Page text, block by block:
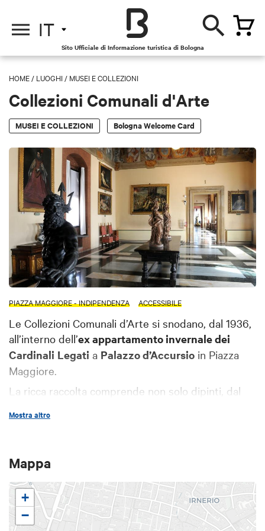
IT
Sito Ufficiale di Informazione turistica di Bologna
HOME / LUOGHI / MUSEI E COLLEZIONI
Collezioni Comunali d'Arte
MUSEI E COLLEZIONI Bologna Welcome Card
PIAZZA MAGGIORE - INDIPENDENZA ACCESSIBILE
Le Collezioni Comunali d’Arte si snodano, dal 1936,
all’interno dell’ex appartamento invernale dei
Cardinali Legati a Palazzo d’Accursio in Piazza
Maggiore.
La ricca raccolta comprende non solo dipinti, dal
d’arte, mobili, porcellane, tessuti, pizzi, ricami,
articolandosi in sale che mantengono intatte le
decorazioni originarie e in cui l’arredo è
protagonista.
Di notevole pregio è laSala Urbana , risalente al
Mostra altro
Mappa
+
−